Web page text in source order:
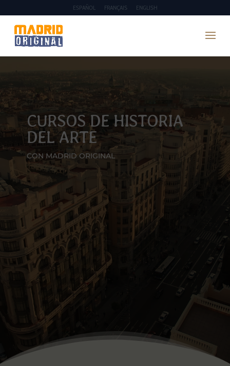
ESPAÑOL FRANÇAIS ENGLISH
CURSOS DE HISTORIA
DEL ARTE
CON MADRID ORIGINAL